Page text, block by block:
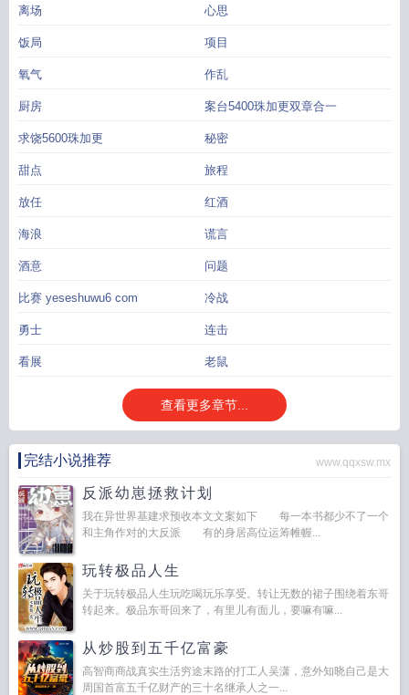
离场 心思
饭局 项目
氧气 作乱
厨房 案台5400珠加更双章合一
求饶5600珠加更 秘密
甜点 旅程
放任 红酒
海浪 谎言
酒意 问题
比赛 yeseshuwu6 com 冷战
勇士 连击
看展 老鼠
查看更多章节...
完结小说推荐 www.qqxsw.mx
反派幼崽拯救计划
我在异世界基建求预收本文文案如下 每一本书都少不了一个
和主角作对的大反派 有的身居高位运筹帷幄...
玩转极品人生
关于玩转极品人生玩吃喝玩乐享受。转让无数的裙子围绕着东哥
转起来。极品东哥回来了，有里儿有面儿，要嘛有嘛...
从炒股到五千亿富豪
高智商商战真实生活穷途末路的打工人吴潇，意外知晓自己是大
周国首富五千亿财产的三十名继承人之一...